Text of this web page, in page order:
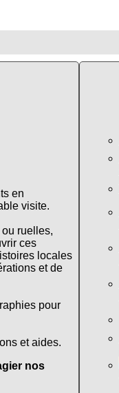
en
visite.
ruelles,
ces
locales
et de
pour
et aides.
nos